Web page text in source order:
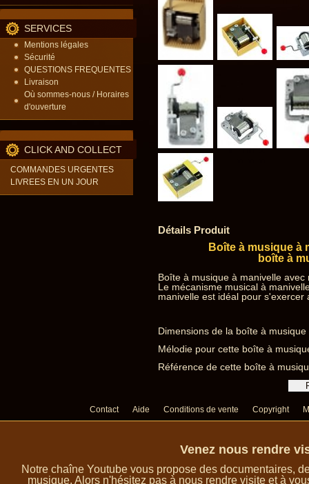
SERVICES
Mentions légales
Sécurité
QUESTIONS FREQUENTES
Livraison
Où sommes-nous / Horaires
d'ouverture
CLICK AND COLLECT
COMMANDES URGENTES
LIVREES EN UN JOUR
Détails Produit
Boîte à musique à
boîte à
Boîte à musique à manivelle
Le mécanisme musical à
manivelle est idéal pour s'exercer
Dimensions de la boîte à
Mélodie pour cette boîte à
Référence de cette boîte à
Contact Aide Conditions de vente Copyright
Venez nous rendre
Notre chaîne Youtube vous propose des documentaires,
musique. Alors n'hésitez pas à nous rendre visite et à